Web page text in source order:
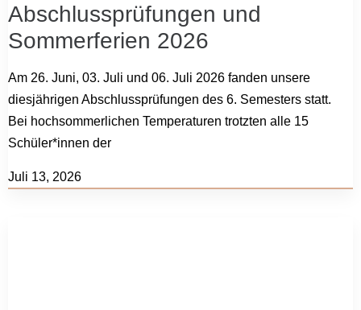
Abschlussprüfungen und
Sommerferien 2026
Am 26. Juni, 03. Juli und 06. Juli 2026 fanden unsere
diesjährigen Abschlussprüfungen des 6. Semesters statt.
Bei hochsommerlichen Temperaturen trotzten alle 15
Schüler*innen der
Juli 13, 2026